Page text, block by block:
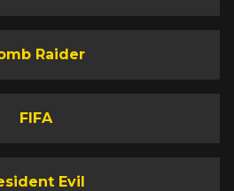
Raider
FIFA
Evil